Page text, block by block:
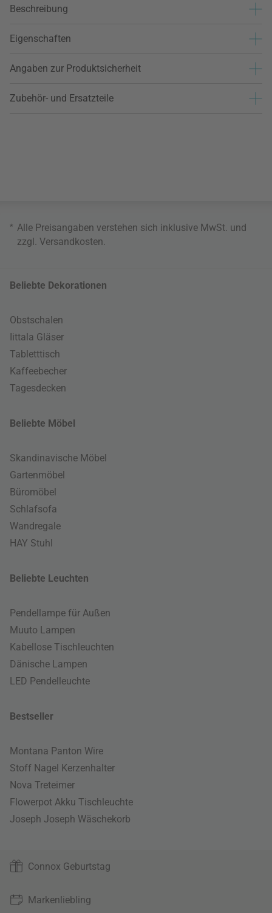
Beschreibung
Eigenschaften
Angaben zur Produktsicherheit
Zubehör- und Ersatzteile
* Alle Preisangaben verstehen sich inklusive MwSt. und
zzgl. Versandkosten
Beliebte Dekorationen
Obstschalen
Iittala Gläser
Tabletttisch
Kaffeebecher
Tagesdecken
Beliebte Möbel
Skandinavische Möbel
Gartenmöbel
Büromöbel
Schlafsofa
Wandregale
HAY Stuhl
Beliebte Leuchten
Pendellampe für Außen
Muuto Lampen
Kabellose Tischleuchten
Dänische Lampen
LED Pendelleuchte
Bestseller
Montana Panton Wire
Stoff Nagel Kerzenhalter
Nova Treteimer
Flowerpot Akku Tischleuchte
Joseph Joseph Wäschekorb
Connox Geburtstag
Markenliebling